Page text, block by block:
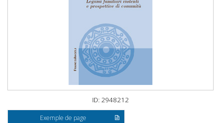
ID: 2948212
Exemple de page